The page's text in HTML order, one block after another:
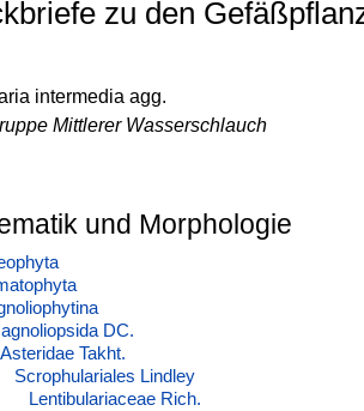
zu den
intermedia agg.
Mittlerer Wasserschlauch
und Morphologie
DC.
Asteridae Takht.
Scrophulariales Lindley
Lentibulariaceae Rich.